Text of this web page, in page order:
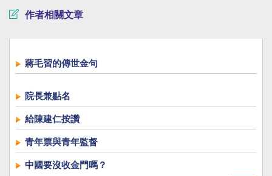
作者相關文章
蔣毛習的傳世金句
院長兼點名
給陳建仁按讚
青年票與青年監督
中國要沒收金門嗎？